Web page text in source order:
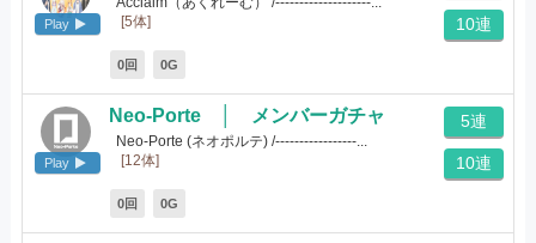
Play
[5体]
0回 0G
10連
Play
Neo-Porte │ メンバーガチャ
Neo-Porte (ネオポルテ) /-----------------...
[12体]
0回 0G
5連
10連